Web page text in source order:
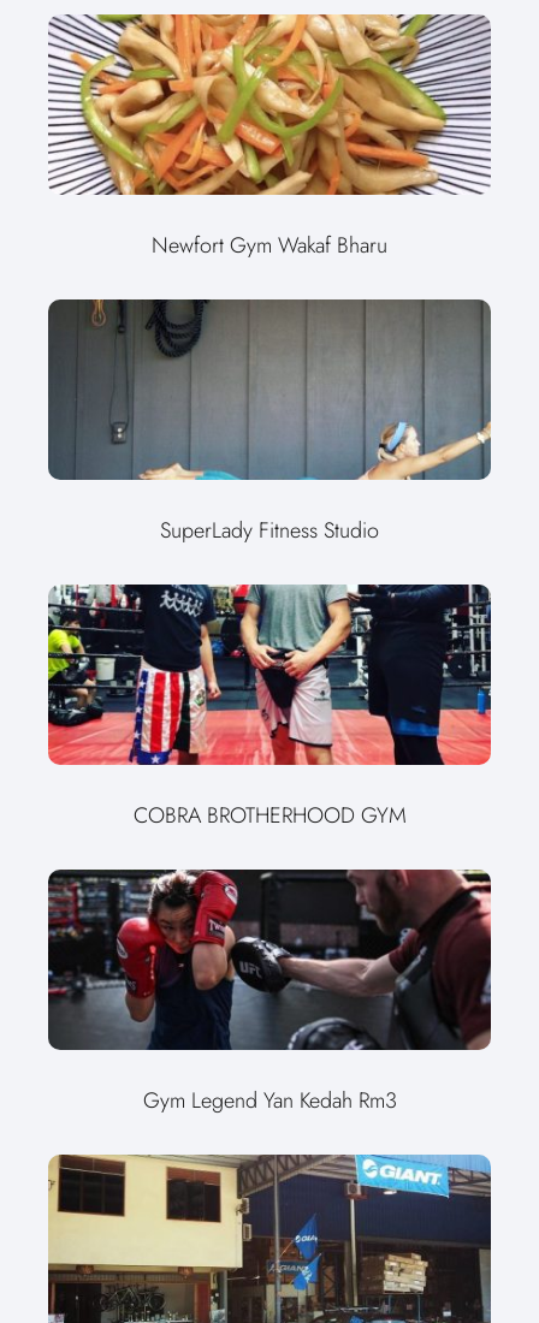
Newfort Gym Wakaf Bharu
SuperLady Fitness Studio
COBRA BROTHERHOOD GYM
Gym Legend Yan Kedah Rm3